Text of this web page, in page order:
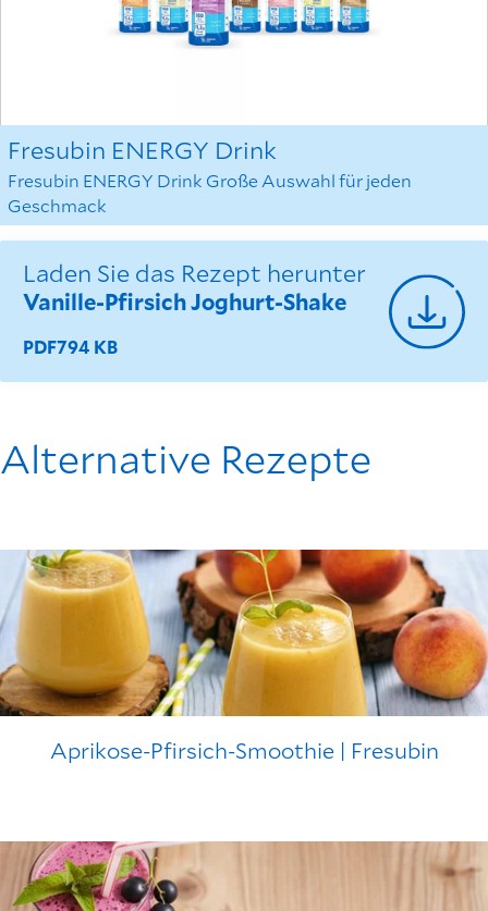
Fresubin ENERGY Drink
Fresubin ENERGY Drink Große Auswahl für jeden
Geschmack
Laden Sie das Rezept herunter
Vanille-Pfirsich Joghurt-Shake
794 KB
PDF
Alternative Rezepte
Aprikose-Pfirsich-Smoothie | Fresubin